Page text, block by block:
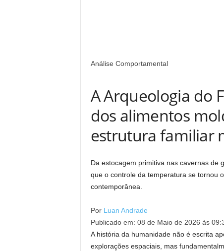
Análise Comportamental
A Arqueologia do
dos alimentos
estrutura familiar
Da estocagem primitiva nas cavernas de
que o controle da temperatura se tornou
contemporânea.
Por Luan Andrade
Publicado em: 08 de Maio de 2026 às
A história da humanidade não é escrita
explorações espaciais, mas